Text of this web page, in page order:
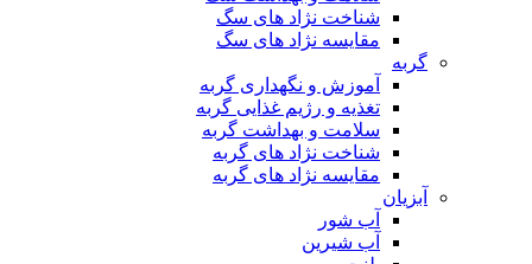
شناخت نژاد های سگ
مقایسه نژاد های سگ
گربه
آموزش و نگهداری گربه
تغذیه و رژیم غذایی گربه
سلامت و بهداشت گربه
شناخت نژاد های گربه
مقایسه نژاد های گربه
آبزیان
آب شور
آب شیرین